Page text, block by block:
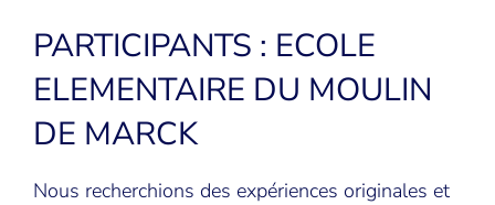
PARTICIPANTS : ECOLE
ELEMENTAIRE DU MOULIN
DE MARCK
Nous recherchions des expériences originales et